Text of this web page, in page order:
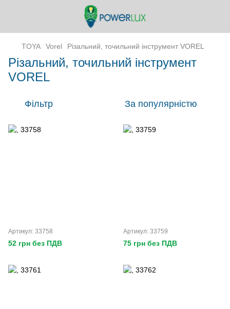
TOYA Vorel Різальний, точильний інструмент VOREL
Різальний, точильний інструмент
VOREL
Фільтр За популярністю
Артикул: 33758
52 грн без ПДВ
Артикул: 33759
75 грн без ПДВ